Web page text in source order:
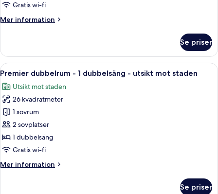
Gratis wi-fi
Mer information
Mer
tvåbäddsrum
Se priser
Öppna
alla
foton
för
Premier
dubbelrum
-
1
-
Ett hotellrum med en stor säng, ett
5
Premier dubbelrum - 1 dubbelsäng - utsikt mot staden
Utsikt mot staden
26 kvadratmeter
1 sovrum
2 sovplatser
1 dubbelsäng
Gratis wi-fi
Mer information
Mer
Se priser